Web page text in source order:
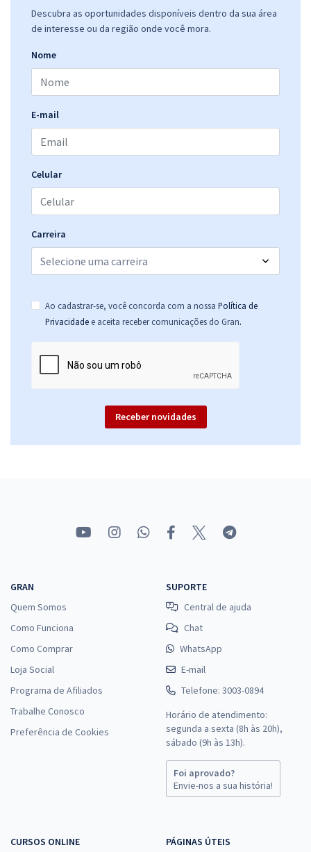
Descubra as oportunidades disponíveis dentro da sua área
de interesse ou da região onde você mora.
Nome
E-mail
Celular
Carreira
Ao cadastrar-se, você concorda com a nossa Política de
Privacidade e aceita receber comunicações do Gran.
Receber novidades
GRAN
Quem Somos
Como Funciona
Como Comprar
Loja Social
Programa de Afiliados
Trabalhe Conosco
Preferência de Cookies
SUPORTE
Central de ajuda
Chat
WhatsApp
E-mail
Telefone: 3003-0894
Horário de atendimento:
segunda a sexta (8h às 20h),
sábado (9h às 13h).
Foi aprovado?
Envie-nos a sua história!
CURSOS ONLINE PÁGINAS ÚTEIS